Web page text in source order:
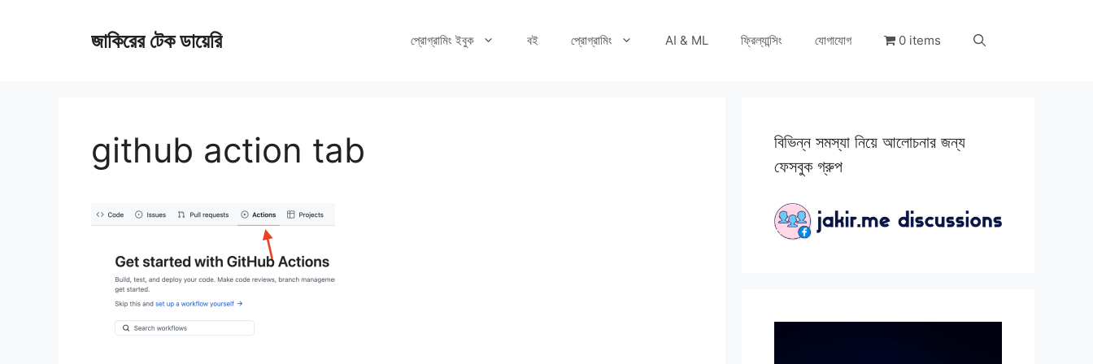
জাকিরের টেক ডায়েরি প্রোগ্রামিং ইবুক বই প্রোগ্রামিং AI & ML ফ্রিল্যান্সিং যোগাযোগ 0 items
github action tab
বিভিন্ন সমস্যা নিয়ে আলোচনার জন্য
ফেসবুক গ্রুপ